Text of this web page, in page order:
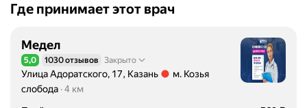
ь
а
з
Где принимает этот врач
Медел
Рейтинг 5,0 из 5
5,0 1030 отзывов Закрыто
Улица Адоратского, 17, Казань
Метро м. Козья слобода Расстояние 4 км
м. Козья
слобода 4 км